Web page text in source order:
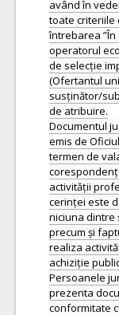
având în
toate criteriile
întrebarea
operatorul
de selecție
(Ofertantul
susținător/
de atribuire.
Documentul
emis de
termen de
activității
cerinței este
niciuna dintre
precum și
realiza
achiziție
Persoanele
prezenta
conformitate